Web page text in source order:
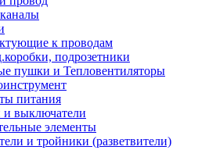
к проводам
подрозетники
пушки и Тепловентиляторы
питания
и выключатели
элементы
и тройники (разветвители)